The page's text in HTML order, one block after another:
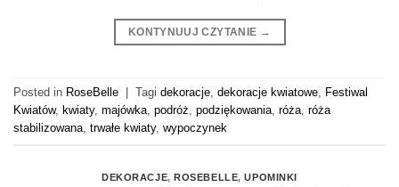
KONTYNUUJ CZYTANIE →
Posted in RoseBelle Tagi dekoracje dekoracje kwiatowe
Festiwal
Kwiatów, kwiaty, majówka podróż podziękowania róża róża
stabilizowana trwałe kwiaty, wypoczynek
DEKORACJE,ROSEBELLE,UPOMINKI